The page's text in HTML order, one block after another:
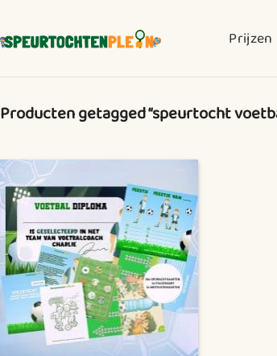
Prijzen
Producten getagged “speurtocht